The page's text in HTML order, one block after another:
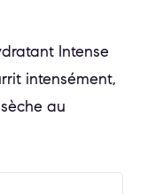
Intense
intensément,
au